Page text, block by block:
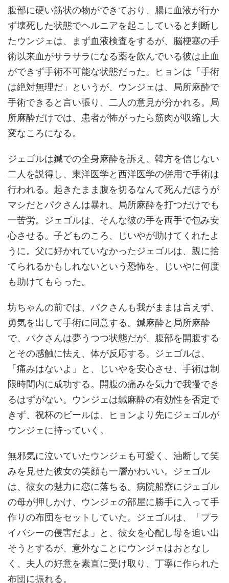
腹部に硬い筋状の物ができており、腸に血液が行か
ず壊死した状態でヘルニアを起こしていると判断し
たウンジェは、まず血液検査をするが、脳梗塞の手
術以来血がサラサラになる薬を飲んでいる彼は止血
ができず手術不可能な状態だった。ヒョンは「手術
は絶対無理だ」というが、ウンジェは、局所麻酔で
手術できると言い張り、二人の意見が分かれる。局
所麻酔だけでは、患者が怖がったら筋肉が収縮し大
変なころになる。
ジェゴルは鍼での全身麻酔を訴え、韓方を信じない
二人を説得し、東洋医学と西洋医学の併用で手術は
行われる。起きたまま腹を切るなんて死んだほうが
マシだとパクさんは暴れ、局所麻酔を打つだけでも
一苦労。ジェゴルは、そんな彼の手を両手で包み安
心させる。子どものころ、じいやが助けてくれたよ
うに。父に好かれていなかったジェゴルは、親に捨
てられるかもしれないという恐怖を、じいやに何度
も助けてもらった。
坊ちゃんの前では、パクさんも我がままは言えず、
勇気を出して手術に同意する。鍼麻酔と局所麻酔
で、パクさんは夢うつつ状態だが、腹部を開腹する
とその感触に怯え、体が反応する。ジェゴルは、
「痛みはないよ」と、じいやを安心させ、手術は制
限時間内に成功する。開腹の痛みを気力で我慢でき
るはずがない。ウンジェは鍼麻酔の有効性を否定で
きず、祝杯のビールは、ヒョンより先にジェゴルが
ウンジェに持っていく。
無邪気に泣いていたウンジェも可愛く、油断して笑
みを見せた彼女の笑顔も一層かわいい。ジェゴル
は、彼女の魅力に恋に落ちる。病院船寮にジェゴル
の母が押しかけ、ウンジェの部屋に勝手に入って手
作りの布団をセットしていた。ジェゴルは、「プラ
イバシーの侵害だよ」と、彼女を心配し母を追い出
そうとするが、意外なことにウンジェはおとなし
く、夫人の好意を素直に受け取り、丁寧に作られた
布団に振れる。